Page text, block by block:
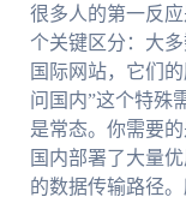
很多人的第一反
个关键区分：大
国际网站，它们
问国内”这个特殊
是常态。你需要
国内部署了大量
的数据传输路径